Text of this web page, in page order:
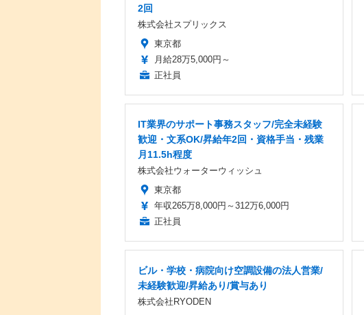
2回
株式会社スプリックス
東京都
月給28万5,000円～
正社員
IT業界のサポート事務スタッフ/完全未経験
歓迎・文系OK/昇給年2回・資格手当・残業
月11.5h程度
株式会社ウォーターウィッシュ
東京都
年収265万8,000円～312万6,000円
正社員
ビル・学校・病院向け空調設備の法人営業/
未経験歓迎/昇給あり/賞与あり
株式会社RYODEN